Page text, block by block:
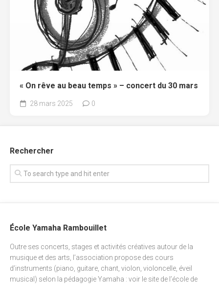
« On rêve au beau temps » – concert du 30 mars
28 mars 2025 0
Rechercher
École Yamaha Rambouillet
Outre ses concerts, stages et activités créatives autour de la
musique et des arts, l’association propose des cours
d’instruments (piano, guitare, chant, violon, violoncelle, éveil
musical) selon la pédagogie Yamaha : voir le site de l’école de